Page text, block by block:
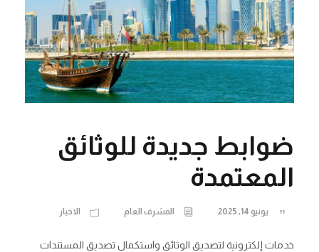
ضوابط جديدة للوثائق
المعتمدة
يونيو 14, 2025 المشرف العام الاخبار
خدمات إلكترونية لتصديق الوثائق واستكمال تصديق المستندات